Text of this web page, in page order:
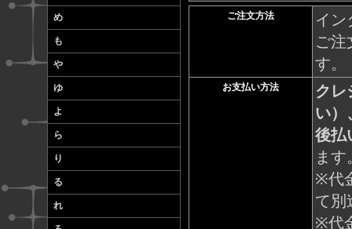
め
も
や
ゆ
よ
ら
り
る
れ
ご注文方法
イン
ご注
す。
お支払い方法
クレ
い）
後払
ます
※代
て別
※代